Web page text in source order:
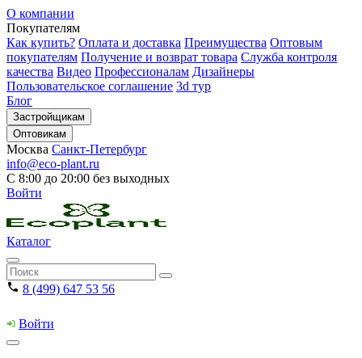
О компании
Покупателям
Как купить? Оплата и доставка Преимущества Оптовым
покупателям Получение и возврат товара Служба контроля
качества Видео Профессионалам Дизайнеры
Пользовательское соглашение 3d тур
Блог
Застройщикам
Оптовикам
Москва Санкт-Петербург
info@eco-plant.ru
С 8:00 до 20:00 без выходных
Войти
Каталог
8 (499) 647 53 56
Войти